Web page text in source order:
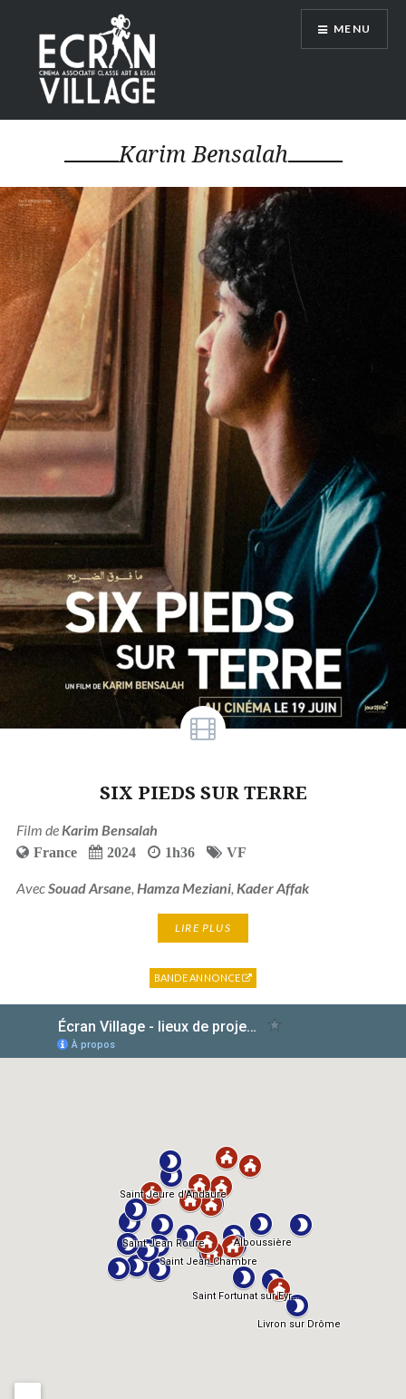
contenu
principal
ÉCRAN VILLAGE
MENU
Karim Bensalah
SIX PIEDS SUR TERRE
Film de Karim Bensalah
France 2024 1h36 VF
Avec Souad Arsane, Hamza Meziani, Kader Affak
LIRE PLUS
BANDE ANNONCE